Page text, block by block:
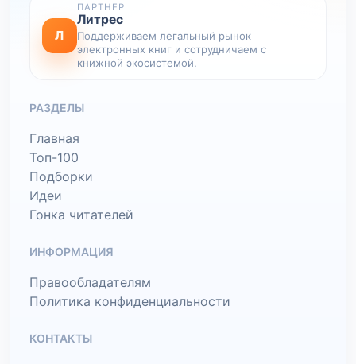
Л
ПАРТНЕР
Литрес
Поддерживаем легальный рынок
электронных книг и сотрудничаем с
книжной экосистемой.
РАЗДЕЛЫ
Главная
Топ-100
Подборки
Идеи
Гонка читателей
ИНФОРМАЦИЯ
Правообладателям
Политика конфиденциальности
КОНТАКТЫ